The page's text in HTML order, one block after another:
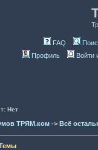
FAQ
Профиль
Войти
Нет
ТРЯМ.ком -> Всё